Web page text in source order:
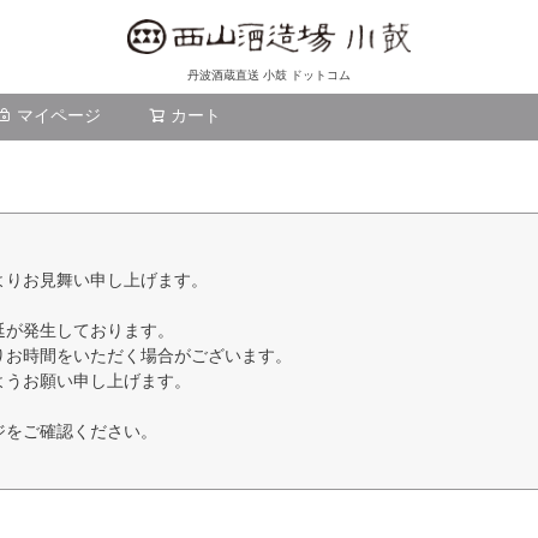
丹波酒蔵直送 小鼓 ドットコム
マイページ カート
お見舞い申し上げます。
発生しております。
時間をいただく場合がございます。
お願い申し上げます。
ご確認ください。